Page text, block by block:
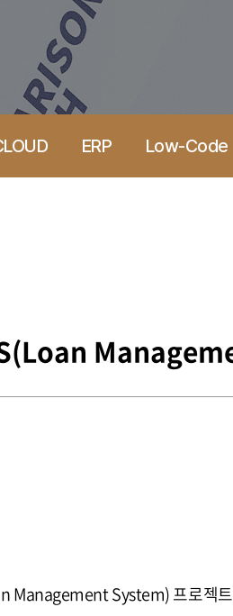
ERP Low-Code
Management System) 프로젝